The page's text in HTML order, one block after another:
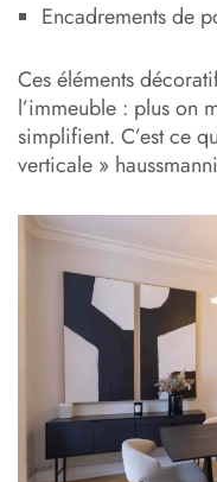
Encadrements de
Ces éléments
l’immeuble : plus on
simplifient. C’est ce
verticale »